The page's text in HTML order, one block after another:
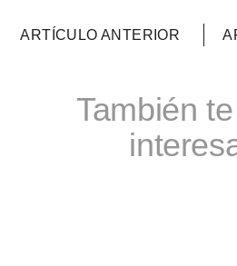
ARTÍCULO ANTERIOR
También